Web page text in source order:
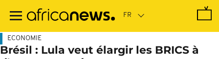
contenu
ECONOMIE
Brésil : Lula veut élargir les BRICS à